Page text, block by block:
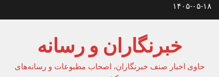
Skip۱۴۰۵-۰۵-۱۸
خبرنگاران و رسانه
حاوی اخبار صنف خبرنگاران، اصحاب مطبوعات و رسانه‌های